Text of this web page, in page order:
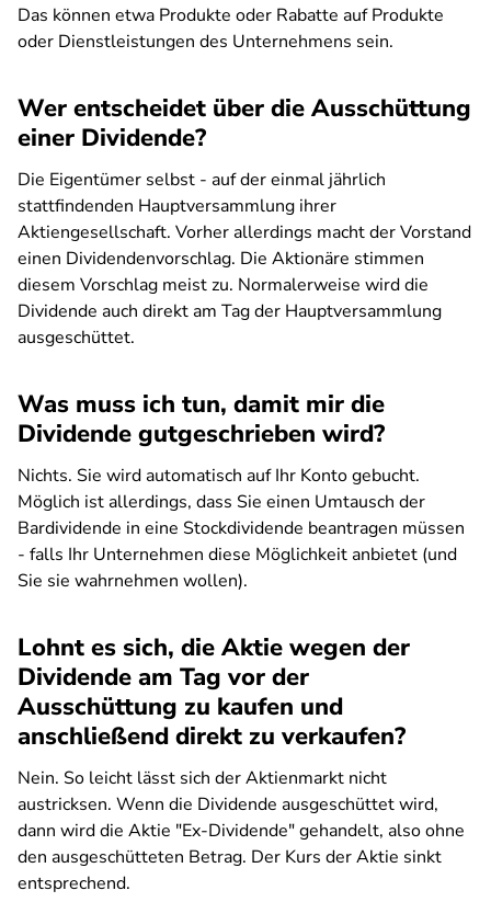
Das können etwa Produkte oder Rabatte auf Produkte
oder Dienstleistungen des Unternehmens sein.
Wer entscheidet über die Ausschüttung
einer Dividende?
Die Eigentümer selbst - auf der einmal jährlich
stattfindenden Hauptversammlung ihrer
Aktiengesellschaft. Vorher allerdings macht der Vorstand
einen Dividendenvorschlag. Die Aktionäre stimmen
diesem Vorschlag meist zu. Normalerweise wird die
Dividende auch direkt am Tag der Hauptversammlung
ausgeschüttet.
Was muss ich tun, damit mir die
Dividende gutgeschrieben wird?
Nichts. Sie wird automatisch auf Ihr Konto gebucht.
Möglich ist allerdings, dass Sie einen Umtausch der
Bardividende in eine Stockdividende beantragen müssen
- falls Ihr Unternehmen diese Möglichkeit anbietet (und
Sie sie wahrnehmen wollen).
Lohnt es sich, die Aktie wegen der
Dividende am Tag vor der
Ausschüttung zu kaufen und
anschließend direkt zu verkaufen?
Nein. So leicht lässt sich der Aktienmarkt nicht
austricksen. Wenn die Dividende ausgeschüttet wird,
dann wird die Aktie "Ex-Dividende" gehandelt, also ohne
den ausgeschütteten Betrag. Der Kurs der Aktie sinkt
entsprechend.